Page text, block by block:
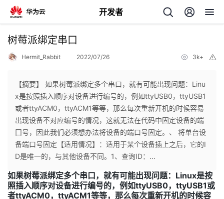
开发者
返
个
人
主
页
我
开
树莓派绑定串口
Hermit_Rabbit 2022/07/26 3k+
【摘要】 如果树莓派绑定多个串口，就有可能出现问题：Linu
x是按照插入顺序对设备进行编号的，例如ttyUSB0，ttyUSB1
或者ttyACM0，ttyACM1等等，那么每次重新开机的时候容易
出现设备不对应编号的情况，这就无法在代码中固定设备的端
囗号，因此我们必须想办法将设备的端口号固定。、 将单台设
备端口号固定【适用情况】：适用于某个设备插上之后，它的I
D是唯一的，与其他设备不同。1、查询ID：...
如果树莓派绑定多个串口，就有可能出现问题：Linux是按
照插入顺序对设备进行编号的，例如ttyUSB0，ttyUSB1或
者ttyACM0，ttyACM1等等，那么每次重新开机的时候容